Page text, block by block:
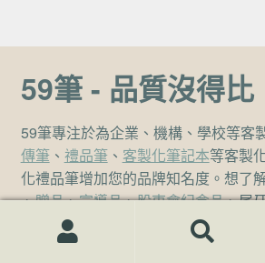
59筆 - 品質沒得比
59筆專注於為企業、機構、學校等客
傳筆、 禮品筆、 客製化筆記本等客製
化禮品筆增加您的品牌知名度。想了
、贈品、宣導品、股東會紀念品、尾
們聯絡禮品
搜尋關鍵字: